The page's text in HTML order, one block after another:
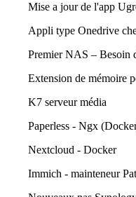
Mise a jour de l'app
Appli type Onedrive
Premier NAS – Besoin
Extension de mémoire
K7 serveur média
Paperless - Ngx
Nextcloud - Docker
Immich - mainteneur